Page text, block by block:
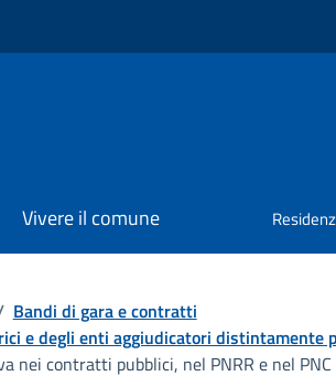
Vivere il comune
Bandi di gara e contratti
e degli enti aggiudicatori distintamente
nei contratti pubblici, nel PNRR e nel PNC